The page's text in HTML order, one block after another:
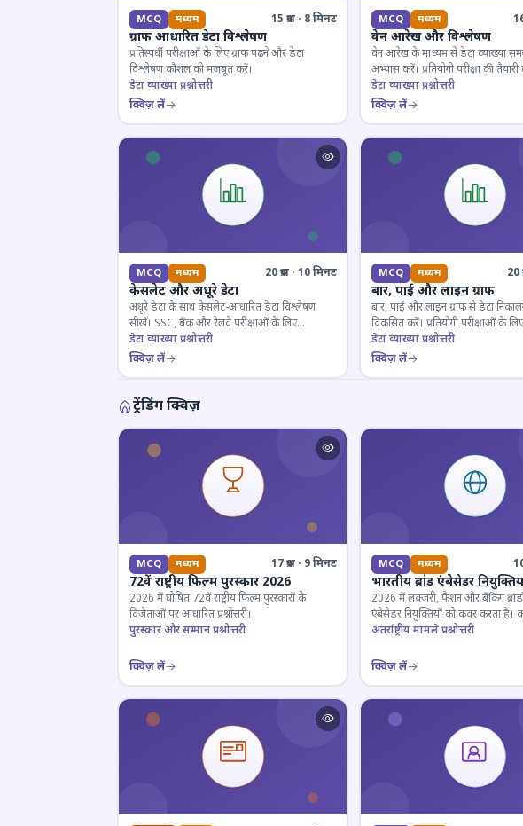
MCQ मध्यम 15 प्रश्न · 8 मिनट
ग्राफ आधारित डेटा विश्लेषण
प्रतिस्पर्धी परीक्षाओं के लिए ग्राफ पढ़ने और डेटा
विश्लेषण कौशल को मजबूत करें।
डेटा व्याख्या प्रश्नोत्तरी
क्विज़ लें
MCQ मध्यम
वेन आरेख और विश्लेषण
वेन आरेख के माध्यम से डेटा व्याख्या
अभ्यास करें। प्रतियोगी परीक्षा की
डेटा व्याख्या प्रश्नोत्तरी
क्विज़ लें
MCQ मध्यम 20 प्रश्न · 10 मिनट
केसलेट और अधूरे डेटा
अधूरे डेटा के साथ केसलेट-आधारित डेटा विश्लेषण
सीखें। SSC, बैंक और रेलवे परीक्षाओं के लिए
महत्वपूर्ण।
डेटा व्याख्या प्रश्नोत्तरी
क्विज़ लें
MCQ मध्यम 20
बार, पाई और लाइन ग्राफ
बार, पाई और लाइन ग्राफ से डेटा
विकसित करें। प्रतियोगी परीक्षाओं के
डेटा व्याख्या प्रश्नोत्तरी
क्विज़ लें
ट्रेंडिंग क्विज़
MCQ मध्यम 17 प्रश्न · 9 मिनट
72वें राष्ट्रीय फिल्म पुरस्कार 2026
2026 में घोषित 72वें राष्ट्रीय फिल्म पुरस्कारों के
विजेताओं पर आधारित प्रश्नोत्तरी।
पुरस्कार और सम्मान प्रश्नोत्तरी
क्विज़ लें
MCQ मध्यम
भारतीय ब्रांड एंबेसेडर
2026 में लक्जरी, फैशन और बैंकिंग
एंबेसेडर नियुक्तियों को कवर करता है।
लिए जरूरी।
अंतर्राष्ट्रीय मामले प्रश्नोत्तरी
क्विज़ लें